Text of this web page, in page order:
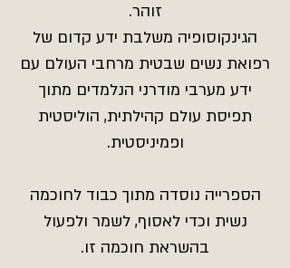
זוהר.
הגינקוסופיה משלבת ידע קדום של
רפואת נשים שבטית מרחבי העולם עם
ידע מערבי מודרני הנלמדים מתוך
תפיסת עולם קהילתית, הוליסטית
ופמיניסטית.
הספרייה נוסדה מתוך כבוד לחוכמה
נשית וכדי לאסוף, לשמר ולפעול
בהשראת חוכמה זו.